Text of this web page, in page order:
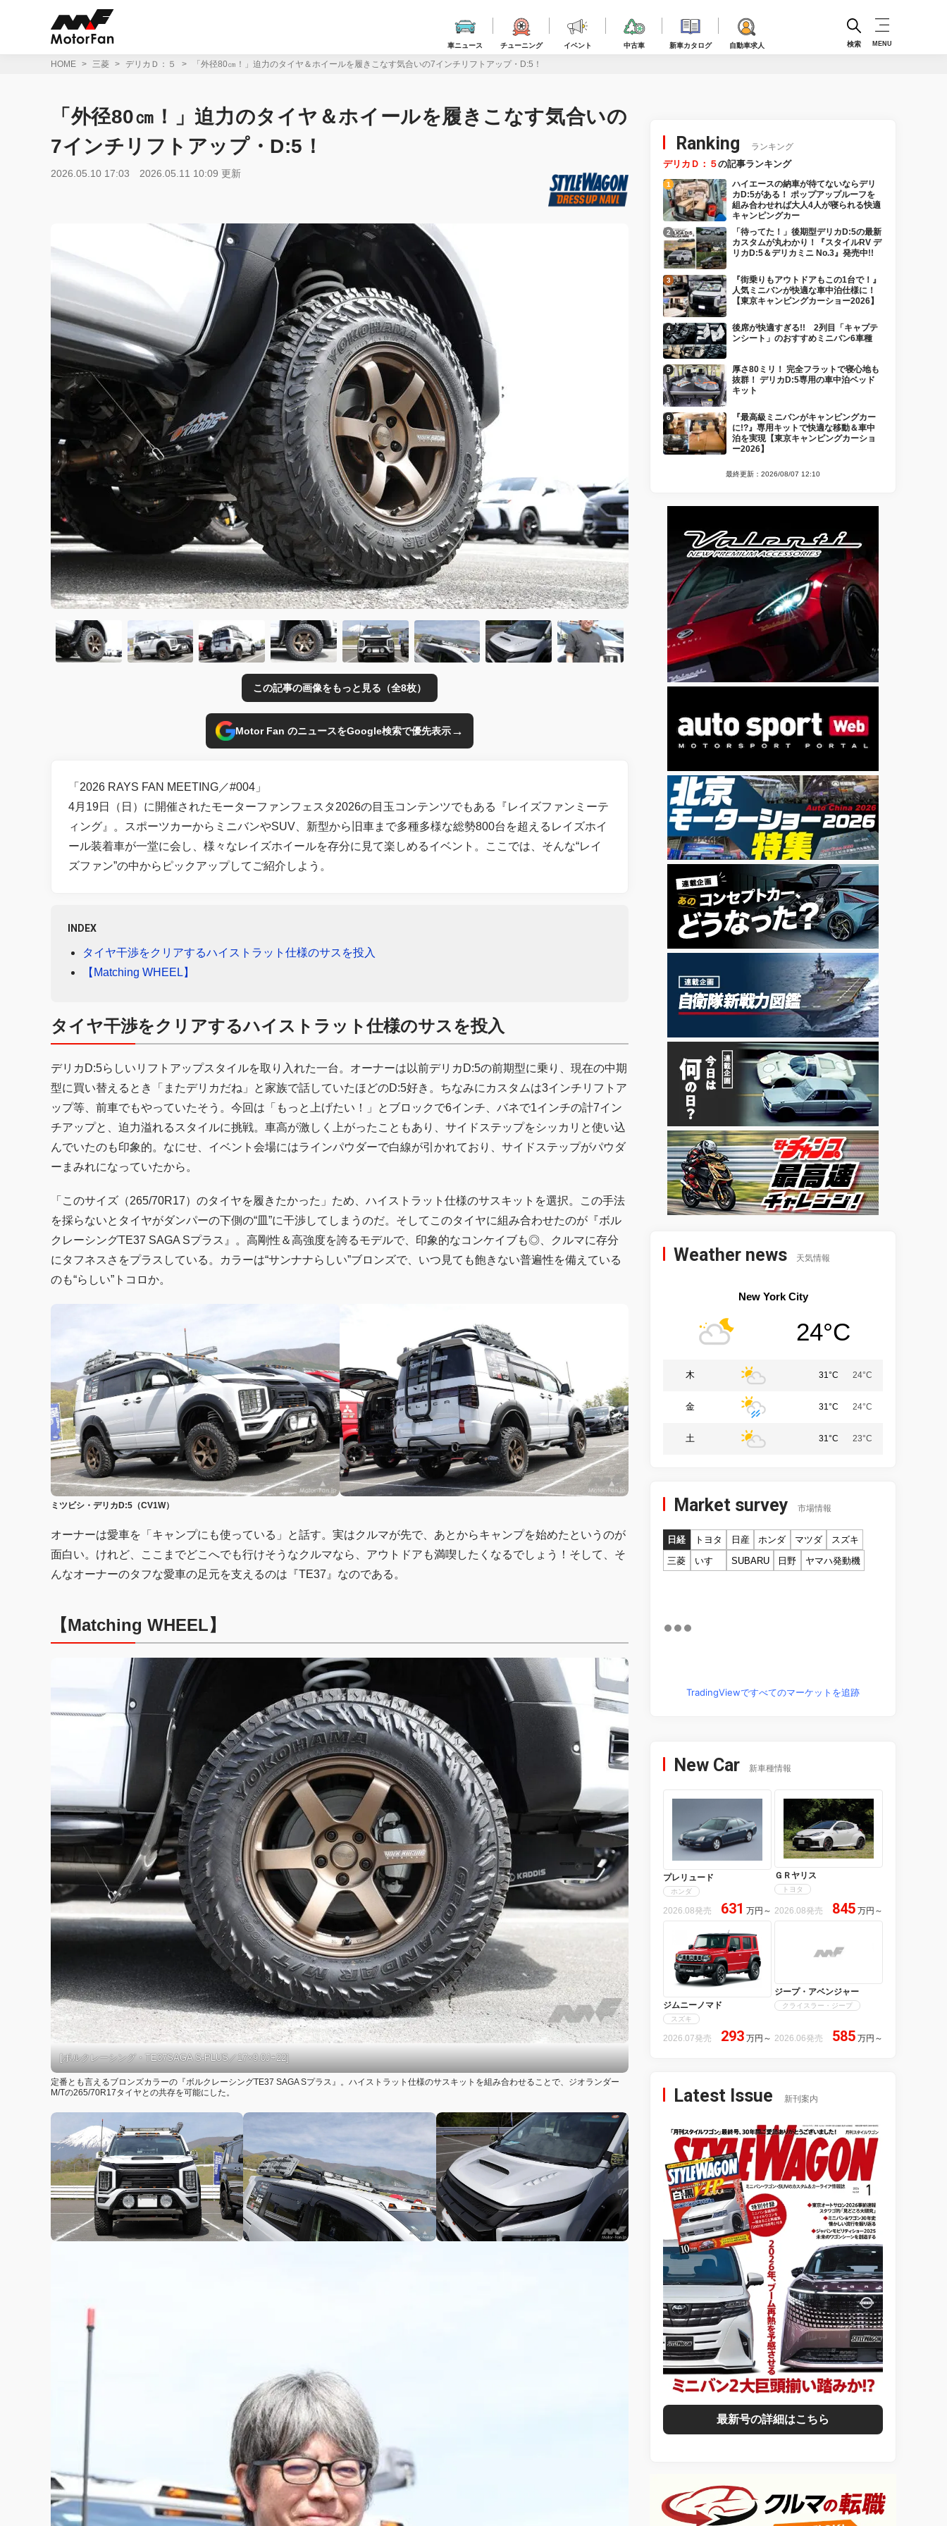
車ニュース チューニング イベント 中古車 新車カタログ 自動車求人 検索 MENU
HOME 三菱 デリカＤ：５ 「外径80㎝！」迫力のタイヤ＆ホイールを履きこなす気合いの7インチリフトアップ・D:5！
「外径80㎝！」迫力のタイヤ＆ホイールを履きこなす気合いの
7インチリフトアップ・D:5！
2026.05.10 17:03 2026.05.11 10:09 更新
この記事の画像をもっと見る（全8枚）
Motor Fan のニュースをGoogle検索で優先表示→
「2026 RAYS FAN MEETING／#004」
4月19日（日）に開催されたモーターファンフェスタ2026の目玉コンテンツでもある『レイズファンミーテ
ィング』。スポーツカーからミニバンやSUV、新型から旧車まで多種多様な総勢800台を超えるレイズホイ
ール装着車が一堂に会し、様々なレイズホイールを存分に見て楽しめるイベント。ここでは、そんな“レイ
ズファン”の中からピックアップしてご紹介しよう。
INDEX
タイヤ干渉をクリアするハイストラット仕様のサスを投入
【Matching WHEEL】
タイヤ干渉をクリアするハイストラット仕様のサスを投入
デリカD:5らしいリフトアップスタイルを取り入れた一台。オーナーは以前デリカD:5の前期型に乗り、現在の中期
型に買い替えるとき「またデリカだね」と家族で話していたほどのD:5好き。ちなみにカスタムは3インチリフトア
ップ等、前車でもやっていたそう。今回は「もっと上げたい！」とブロックで6インチ、バネで1インチの計7イン
チアップと、迫力溢れるスタイルに挑戦。車高が激しく上がったこともあり、サイドステップをシッカリと使い込
んでいたのも印象的。なにせ、イベント会場にはラインパウダーで白線が引かれており、サイドステップがパウダ
ーまみれになっていたから。
「このサイズ（265/70R17）のタイヤを履きたかった」ため、ハイストラット仕様のサスキットを選択。この手法
を採らないとタイヤがダンパーの下側の“皿”に干渉してしまうのだ。そしてこのタイヤに組み合わせたのが『ボル
クレーシングTE37 SAGA Sプラス』。高剛性＆高強度を誇るモデルで、印象的なコンケイブも◎、クルマに存分
にタフネスさをプラスしている。カラーは“サンナナらしい”ブロンズで、いつ見ても飽きない普遍性を備えている
のも“らしい”トコロか。
ミツビシ・デリカD:5（CV1W）
オーナーは愛車を「キャンプにも使っている」と話す。実はクルマが先で、あとからキャンプを始めたというのが
面白い。けれど、ここまでどこへでも行けそうなクルマなら、アウトドアも満喫したくなるでしょう！そして、そ
んなオーナーのタフな愛車の足元を支えるのは『TE37』なのである。
【Matching WHEEL】
[ボルクレーシング・TE37SAGA S-PLUS／17×9.0J+22]
定番とも言えるブロンズカラーの『ボルクレーシングTE37 SAGA Sプラス』。ハイストラット仕様のサスキットを組み合わせることで、ジオランダー
M/Tの265/70R17タイヤとの共存を可能にした。
Ranking ランキング
デリカＤ：５の記事ランキング
ハイエースの納車が待てないならデリ
カD:5がある！ ポップアップルーフを
組み合わせれば大人4人が寝られる快適
キャンピングカー
「待ってた！」後期型デリカD:5の最新
カスタムが丸わかり！『スタイルRV デ
リカD:5＆デリカミニ No.3』発売中!!
『街乗りもアウトドアもこの1台で！』
人気ミニバンが快適な車中泊仕様に！
【東京キャンピングカーショー2026】
後席が快適すぎる!! 2列目「キャプテ
ンシート」のおすすめミニバン6車種
厚さ80ミリ！ 完全フラットで寝心地も
抜群！ デリカD:5専用の車中泊ベッド
キット
『最高級ミニバンがキャンピングカー
に!?』専用キットで快適な移動＆車中
泊を実現【東京キャンピングカーショ
ー2026】
最終更新：2026/08/07 12:10
Weather news 天気情報
New York City
24°C
木 31°C 24°C
金 31°C 24°C
土 31°C 23°C
Market survey 市場情報
日経 トヨタ 日産 ホンダ マツダ
スズキ
三菱
いすゞ SUBARU 日野 ヤマハ発動機
TradingViewですべてのマーケットを追跡
New Car 新車種情報
プレリュード
ホンダ
2026.08発売 631 万円 ～
ＧＲヤリス
トヨタ
2026.08発売 845 万円 ～
ジムニーノマド
スズキ
2026.07発売 293 万円 ～
ジープ・アベンジャー
クライスラー・ジープ
2026.06発売 585 万円 ～
Latest Issue 新刊案内
最新号の詳細はこちら